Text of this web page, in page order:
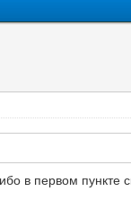
в первом пункте